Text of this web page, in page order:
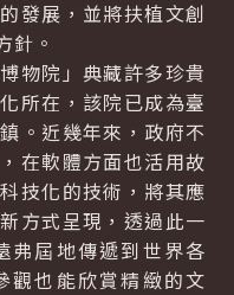
發展，並將扶植文創
針。
院」典藏許多珍貴
所在，該院已成為臺
。近幾年來，政府不
在軟體方面也活用故
技化的技術，將其應
方式呈現，透過此一
弗屆地傳遞到世界各
觀也能欣賞精緻的文